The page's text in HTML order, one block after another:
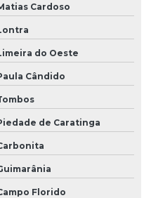
Cardoso
do Oeste
Cândido
de Caratinga
Florido